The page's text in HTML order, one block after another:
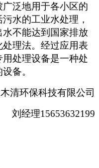
泛地用于各小区的
水的工业水处理，
不能达到国家排放
理法。经过应用表
处理设备是一种处
备。
清环保科技有限公司
刘经理15653632199